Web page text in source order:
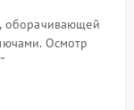
оборачивающей
Осмотр
пружин и
смещения